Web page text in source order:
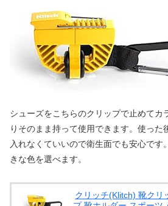
シューズをこちらのクリップで止めてカ
りそのまま持って使用できます。使った
入れなくていいので衛生面でも安心です
きな色を選べます。
クリッチ(Klitch) 靴クリ